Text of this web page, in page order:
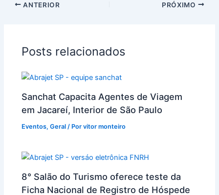
ANTERIOR PRÓXIMO
Posts relacionados
Sanchat Capacita Agentes de Viagem
em Jacareí, Interior de São Paulo
Eventos,Geral / Porvitor monteiro
8° Salão do Turismo oferece teste da
Ficha Nacional de Registro de Hóspede